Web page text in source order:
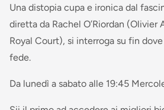
Una distopia cupa e ironica dal
diretta da Rachel O’Riordan (Olivier
Royal Court), si interroga su fin
fede.
Da lunedì a sabato alle 19:45